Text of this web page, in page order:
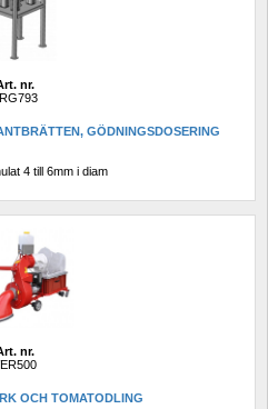
nr.
GÖDNINGSDOSERING
4 till 6mm i diam
nr.
OCH TOMATODLING